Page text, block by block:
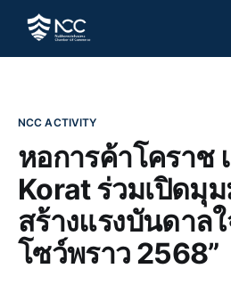
NCC ACTIVITY
หอการค้าโคราช
Korat ร่วมเปิดมุ
สร้างแรงบันดาล
โซว์พราว 2568”